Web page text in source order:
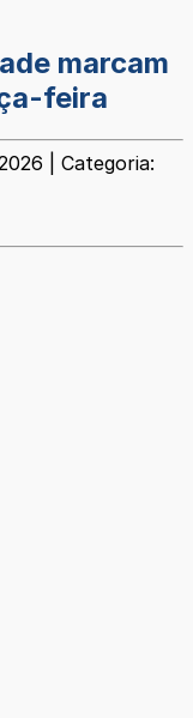
marcam
feira
| Categoria: